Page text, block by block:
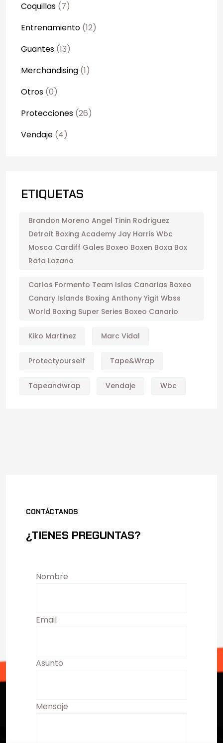
Coquillas (7)
Entrenamiento (12)
Guantes (13)
Merchandising (1)
Otros (0)
Protecciones (26)
Vendaje (4)
ETIQUETAS
Brandon Moreno Angel Tinin Rodriguez
Detroit Boxing Academy Jay Harris Wbc
Mosca Cardiff Gales Boxeo Boxen Boxa Box
Rafa Lozano
Carlos Formento Team Islas Canarias Boxeo
Canary Islands Boxing Anthony Yigit Wbss
World Boxing Super Series Boxeo Canario
Kiko Martinez Marc Vidal
Protectyourself Tape&wrap
Tapeandwrap Vendaje Wbc
CONTÁCTANOS
¿TIENES PREGUNTAS?
Nombre
Email
Asunto
Mensaje